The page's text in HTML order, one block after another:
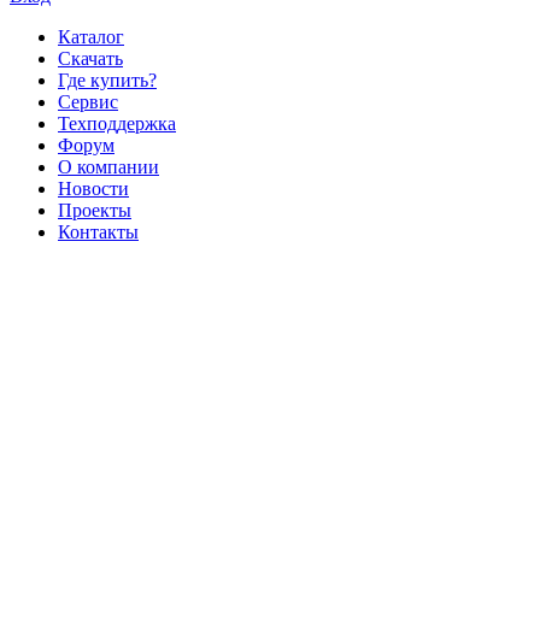
Каталог
Скачать
Где купить?
Сервис
Техподдержка
Форум
О компании
Новости
Проекты
Контакты